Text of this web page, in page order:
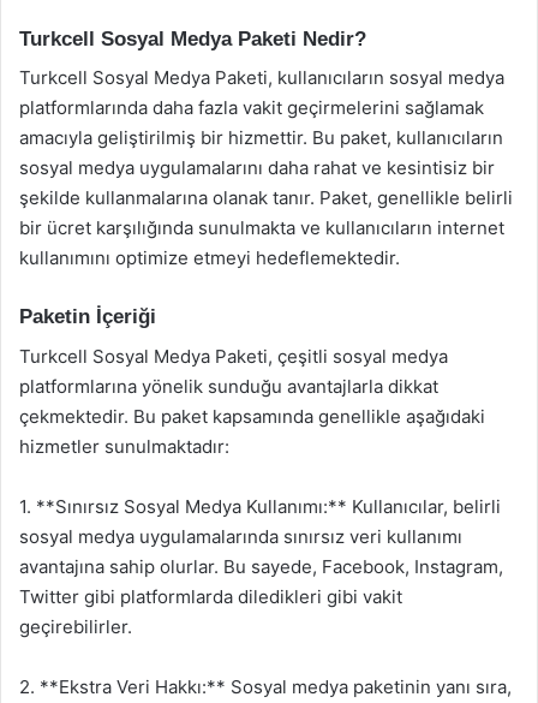
Turkcell Sosyal Medya Paketi Nedir?
Turkcell Sosyal Medya Paketi, kullanıcıların sosyal medya
platformlarında daha fazla vakit geçirmelerini sağlamak
amacıyla geliştirilmiş bir hizmettir. Bu paket, kullanıcıların
sosyal medya uygulamalarını daha rahat ve kesintisiz bir
şekilde kullanmalarına olanak tanır. Paket, genellikle belirli
bir ücret karşılığında sunulmakta ve kullanıcıların internet
kullanımını optimize etmeyi hedeflemektedir.
Paketin İçeriği
Turkcell Sosyal Medya Paketi, çeşitli sosyal medya
platformlarına yönelik sunduğu avantajlarla dikkat
çekmektedir. Bu paket kapsamında genellikle aşağıdaki
hizmetler sunulmaktadır:
1. **Sınırsız Sosyal Medya Kullanımı:** Kullanıcılar, belirli
sosyal medya uygulamalarında sınırsız veri kullanımı
avantajına sahip olurlar. Bu sayede, Facebook, Instagram,
Twitter gibi platformlarda diledikleri gibi vakit
geçirebilirler.
2. **Ekstra Veri Hakkı:** Sosyal medya paketinin yanı sıra,